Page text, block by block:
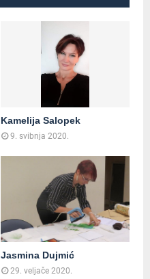
Kamelija Salopek
9. svibnja 2020.
Jasmina Dujmić
29. veljače 2020.